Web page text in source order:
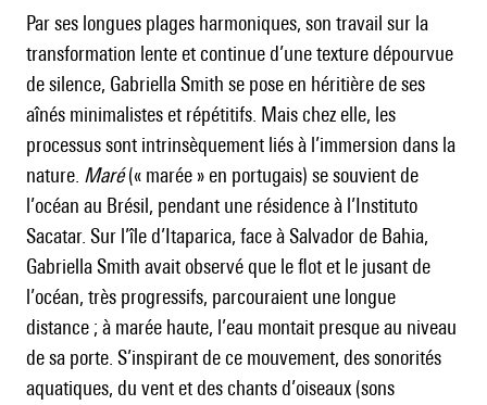
Par ses longues plages harmoniques, son travail sur la
transformation lente et continue d’une texture dépourvue
de silence, Gabriella Smith se pose en héritière de ses
aînés minimalistes et répétitifs. Mais chez elle, les
processus sont intrinsèquement liés à l’immersion dans la
nature. Maré(« marée » en portugais) se souvient de
l’océan au Brésil, pendant une résidence à l’Instituto
Sacatar. Sur l’île d’Itaparica, face à Salvador de Bahia,
Gabriella Smith avait observé que le flot et le jusant de
l’océan, très progressifs, parcouraient une longue
distance ; à marée haute, l’eau montait presque au niveau
de sa porte. S’inspirant de ce mouvement, des sonorités
aquatiques, du vent et des chants d’oiseaux (sons